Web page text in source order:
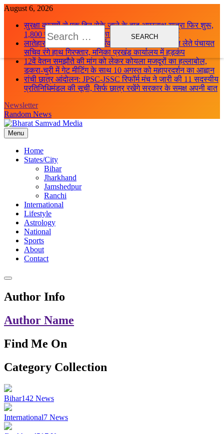
Skip
content
August 6, 2026
सुरक्षा कारणों से एक दिन रोके जाने के बाद अमरनाथ यात्रा फिर शुरू,
1,800 से अधिक श्रद्धालुओं का नया जत्था जम्मू से रवाना
लातेहार में ACB की बड़ी कार्रवाई: 10 हजार रुपये रिश्वत लेते पंचायत
सचिव रंगे हाथ गिरफ्तार, मनिका प्रखंड कार्यालय में हड़कंप
12वें वेतन समझौते की मांग को लेकर कोयला मजदूरों का हल्लाबोल,
डकरा-चुरी में गेट मीटिंग के साथ 10 अगस्त को महाप्रदर्शन का आह्वान
रांची छात्र आंदोलन: JPSC-JSSC रिफॉर्म मंच ने जारी की 11 सदस्यीय
प्रतिनिधिमंडल की सूची, सिर्फ छात्र रखेंगे सरकार के समक्ष अपनी बात
Newsletter
Random News
Bharat Samvad Media
Menu
Home
States/City
Bihar
Jharkhand
Jamshedpur
Ranchi
International
Lifestyle
Astrology
National
Sports
About
Contact
Search
for:
Author Info
Author Name
Find Me On
Category Collection
Bihar142 News
International7 News